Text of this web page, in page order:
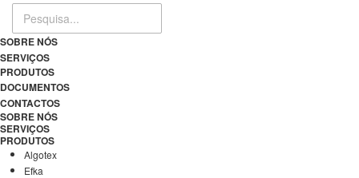
SOBRE NÓS
SERVIÇOS
PRODUTOS
DOCUMENTOS
CONTACTOS
SOBRE NÓS
SERVIÇOS
PRODUTOS
Algotex
Efka